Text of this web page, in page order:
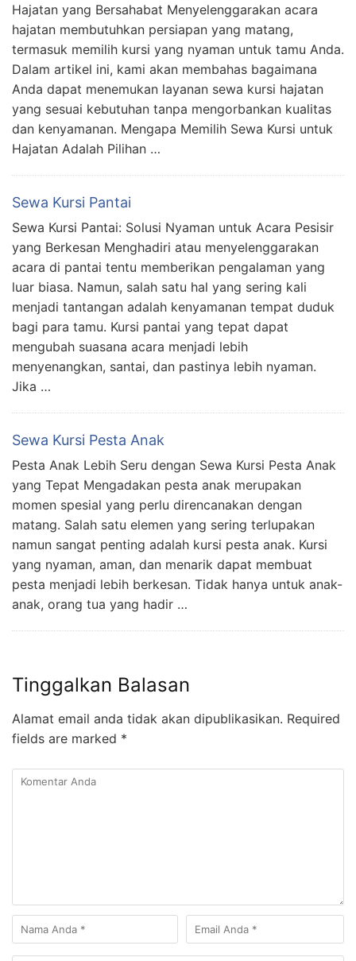
Hajatan yang Bersahabat Menyelenggarakan acara
hajatan membutuhkan persiapan yang matang,
termasuk memilih kursi yang nyaman untuk tamu Anda.
Dalam artikel ini, kami akan membahas bagaimana
Anda dapat menemukan layanan sewa kursi hajatan
yang sesuai kebutuhan tanpa mengorbankan kualitas
dan kenyamanan. Mengapa Memilih Sewa Kursi untuk
Hajatan Adalah Pilihan …
Sewa Kursi Pantai
Sewa Kursi Pantai: Solusi Nyaman untuk Acara Pesisir
yang Berkesan Menghadiri atau menyelenggarakan
acara di pantai tentu memberikan pengalaman yang
luar biasa. Namun, salah satu hal yang sering kali
menjadi tantangan adalah kenyamanan tempat duduk
bagi para tamu. Kursi pantai yang tepat dapat
mengubah suasana acara menjadi lebih
menyenangkan, santai, dan pastinya lebih nyaman.
Jika …
Sewa Kursi Pesta Anak
Pesta Anak Lebih Seru dengan Sewa Kursi Pesta Anak
yang Tepat Mengadakan pesta anak merupakan
momen spesial yang perlu direncanakan dengan
matang. Salah satu elemen yang sering terlupakan
namun sangat penting adalah kursi pesta anak. Kursi
yang nyaman, aman, dan menarik dapat membuat
pesta menjadi lebih berkesan. Tidak hanya untuk anak-
anak, orang tua yang hadir …
Tinggalkan Balasan
Alamat email anda tidak akan dipublikasikan. Required
fields are marked *